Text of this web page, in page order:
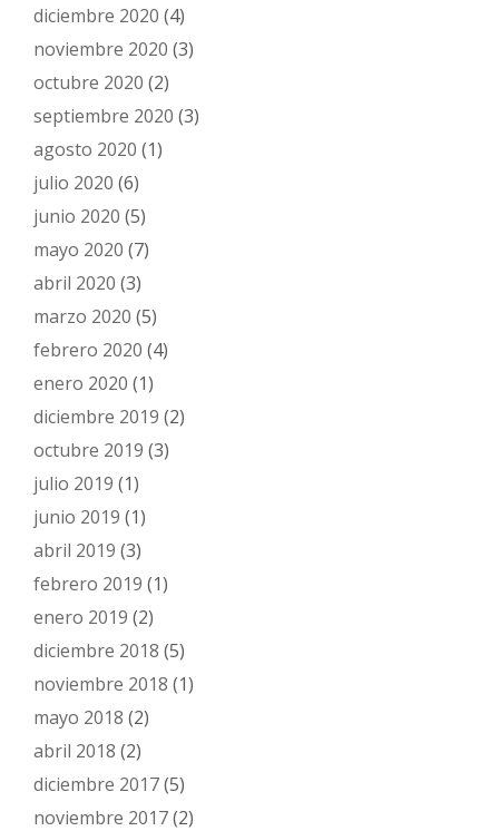
diciembre 2020 (4)
noviembre 2020 (3)
octubre 2020 (2)
septiembre 2020 (3)
agosto 2020 (1)
julio 2020 (6)
junio 2020 (5)
mayo 2020 (7)
abril 2020 (3)
marzo 2020 (5)
febrero 2020 (4)
enero 2020 (1)
diciembre 2019 (2)
octubre 2019 (3)
julio 2019 (1)
junio 2019 (1)
abril 2019 (3)
febrero 2019 (1)
enero 2019 (2)
diciembre 2018 (5)
noviembre 2018 (1)
mayo 2018 (2)
abril 2018 (2)
diciembre 2017(5)
noviembre 2017(2)